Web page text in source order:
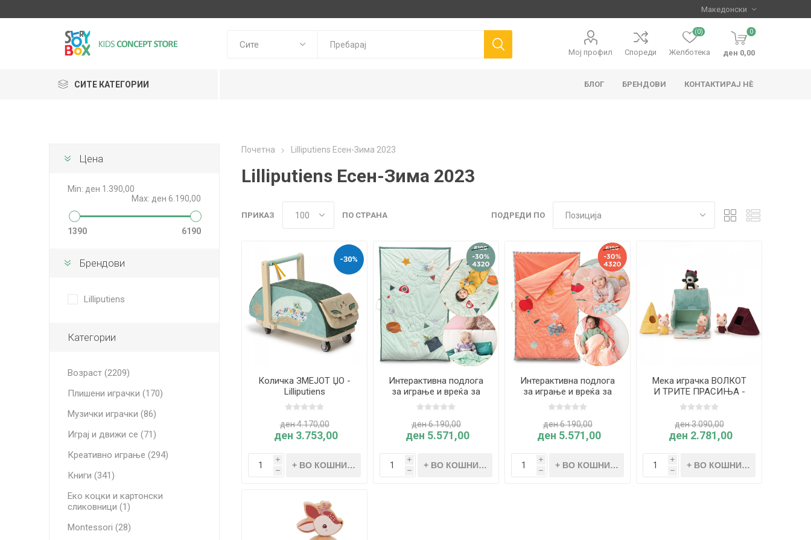
Мој профил Спореди Желботека
(0) 0
ден 0,00
СИТЕ КАТЕГОРИИ БЛОГ БРЕНДОВИ
Janod
GLOBBER
Lilliputiens
Canal Toys
Llorens Dolls
КОНТАКТИРАЈ НЀ
Почетна Lilliputiens Есен-Зима 2023
Lilliputiens Есен-Зима 2023
ПОДРЕДИ ПО
ПРИКАЗ ПО СТРАНА
-30%
Количка ЗМЕЈОТ ЏО -
Lilliputiens
ден 4.170,00
ден 3.753,00
i
h
Интерактивна подлога
за играње и вреќа за
спиење ЗМЕЈОТ ЏО -
ден 6.190,00
ден 5.571,00
i
h
Интерактивна подлога
за играње и вреќа за
спиење СРНАТА СТЕЛА
ден 6.190,00
ден 5.571,00
i
h
Мека играчка ВОЛКОТ
И ТРИТЕ ПРАСИЊА -
Lilliputiens
ден 3.090,00
ден 2.781,00
i
h
Цена
Min: ден 1.390,00
Max: ден 6.190,00
1390 6190
Брендови
Lilliputiens
Категории
Возраст (2209)
Плишени играчки (170)
Музички играчки (86)
Играј и движи се (71)
Креативно играње (294)
Книги (341)
Еко коцки и картонски
сликовници (1)
Montessori (28)